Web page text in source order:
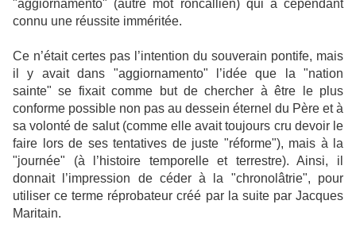
"aggiornamento" (autre mot roncallien) qui a cependant
connu une réussite imméritée.
Ce n’était certes pas l’intention du souverain pontife, mais
il y avait dans "aggiornamento" l’idée que la "nation
sainte" se fixait comme but de chercher à être le plus
conforme possible non pas au dessein éternel du Père et à
sa volonté de salut (comme elle avait toujours cru devoir le
faire lors de ses tentatives de juste "réforme"), mais à la
"journée" (à l’histoire temporelle et terrestre). Ainsi, il
donnait l’impression de céder à la "chronolâtrie", pour
utiliser ce terme réprobateur créé par la suite par Jacques
Maritain.